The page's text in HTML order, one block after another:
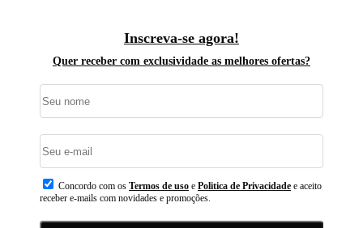
Inscreva-se agora!
Quer receber com exclusividade as melhores ofertas?
Concordo com os Termos de uso e Politica de Privacidade e aceito
receber e-mails com novidades e promoções.